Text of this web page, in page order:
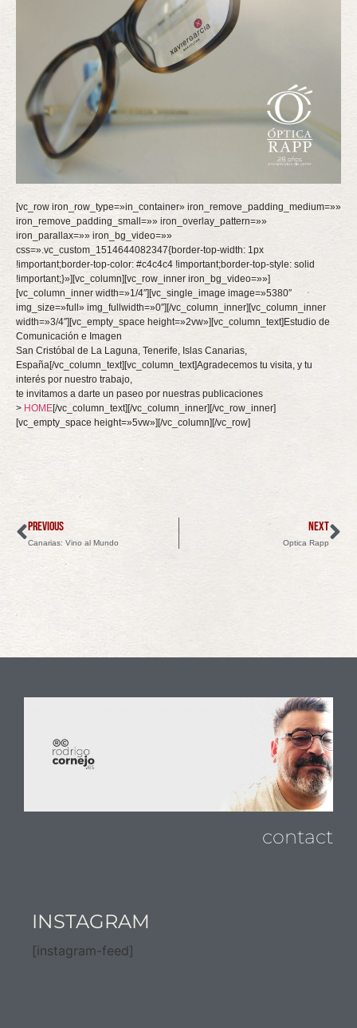
[vc_row iron_row_type=»in_container» iron_remove_padding_medium=»»
iron_remove_padding_small=»» iron_overlay_pattern=»»
iron_parallax=»» iron_bg_video=»»
css=».vc_custom_1514644082347{border-top-width: 1px
!important;border-top-color: #c4c4c4 !important;border-top-style: solid
!important;}»][vc_column][vc_row_inner iron_bg_video=»»]
[vc_column_inner width=»1/4″][vc_single_image image=»5380″
img_size=»full» img_fullwidth=»0″][/vc_column_inner][vc_column_inner
width=»3/4″][vc_empty_space height=»2vw»][vc_column_text]Estudio de
Comunicación e Imagen
San Cristóbal de La Laguna, Tenerife, Islas Canarias,
España[/vc_column_text][vc_column_text]Agradecemos tu visita, y tu
interés por nuestro trabajo,
te invitamos a darte un paseo por nuestras publicaciones
> HOME[/vc_column_text][/vc_column_inner][/vc_row_inner]
[vc_empty_space height=»5vw»][/vc_column][/vc_row]
PREVIOUS
Canarias: Vino al Mundo
NEXT
Optica Rapp
contact
INSTAGRAM
[instagram-feed]